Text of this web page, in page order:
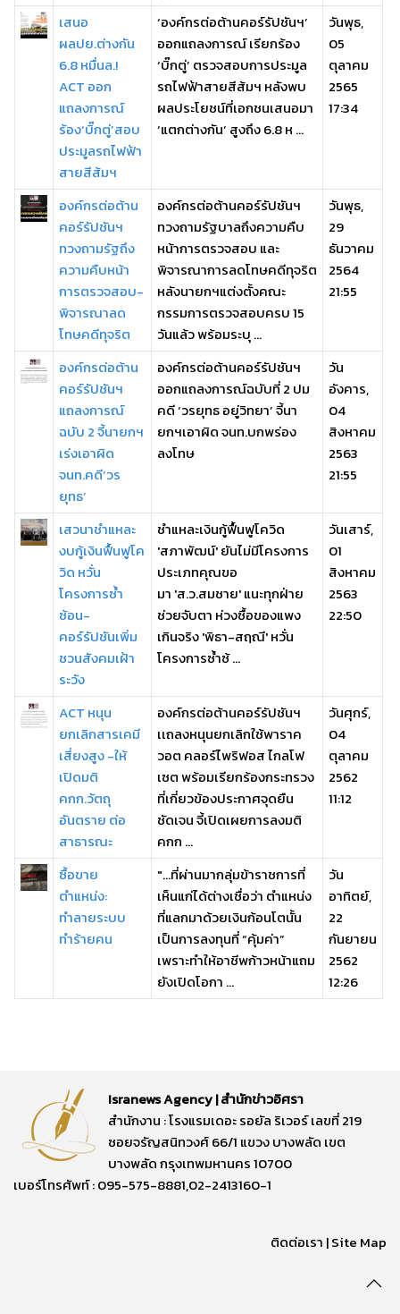
เสนอ
ผลปย.ต่างกัน
6.8 หมื่นล.!
ACT ออก
แถลงการณ์
ร้อง‘บิ๊กตู่’สอบ
ประมูลรถไฟฟ้า
สายสีส้มฯ
‘องค์กรต่อต้านคอร์รัปชันฯ’
ออกแถลงการณ์ เรียกร้อง
‘บิ๊กตู่’ ตรวจสอบการประมูล
รถไฟฟ้าสายสีส้มฯ หลังพบ
ผลประโยชน์ที่เอกชนเสนอมา
‘แตกต่างกัน’ สูงถึง 6.8 ห ...
วันพุธ,
05
ตุลาคม
2565
17:34
องค์กรต่อต้าน
คอร์รัปชันฯ
ทวงถามรัฐถึง
ความคืบหน้า
การตรวจสอบ-
พิจารณาลด
โทษคดีทุจริต
องค์กรต่อต้านคอร์รัปชันฯ
ทวงถามรัฐบาลถึงความคืบ
หน้าการตรวจสอบ และ
พิจารณาการลดโทษคดีทุจริต
หลังนายกฯแต่งตั้งคณะ
กรรมการตรวจสอบครบ 15
วันแล้ว พร้อมระบุ ...
วันพุธ,
29
ธันวาคม
2564
21:55
องค์กรต่อต้าน
คอร์รัปชันฯ
แถลงการณ์
ฉบับ 2 จี้นายกฯ
เร่งเอาผิด
จนท.คดี‘วร
ยุทธ’
องค์กรต่อต้านคอร์รัปชันฯ
ออกแถลงการณ์ฉบับที่ 2 ปม
คดี ‘วรยุทธ อยู่วิทยา’ จี้นา
ยกฯเอาผิด จนท.บกพร่อง
ลงโทษ
วัน
อังคาร,
04
สิงหาคม
2563
21:55
เสวนาชำแหละ
งบกู้เงินฟื้นฟูโค
วิด หวั่น
โครงการซ้ำ
ซ้อน-
คอร์รัปชันเพิ่ม
ชวนสังคมเฝ้า
ระวัง
ชำแหละเงินกู้ฟื้นฟูโควิด
'สภาพัฒน์' ยันไม่มีโครงการ
ประเภทคุณขอ
มา 'ส.ว.สมชาย' แนะทุกฝ่าย
ช่วยจับตา ห่วงซื้อของแพง
เกินจริง 'พิธา-สฤณี' หวั่น
โครงการซ้ำซ้ ...
วันเสาร์,
01
สิงหาคม
2563
22:50
ACT หนุน
ยกเลิกสารเคมี
เสี่ยงสูง -ให้
เปิดมติ
คกก.วัตถุ
อันตราย ต่อ
สาธารณะ
องค์กรต่อต้านคอร์รัปชันฯ
เเถลงหนุนยกเลิกใช้พาราค
วอต คลอร์ไพริฟอส ไกลโฟ
เซต พร้อมเรียกร้องกระทรวง
ที่เกี่ยวข้องประกาศจุดยืน
ชัดเจน จี้เปิดเผยการลงมติ
คกก ...
วันศุกร์,
04
ตุลาคม
2562
11:12
ซื้อขาย
ตำแหน่ง:
ทำลายระบบ
ทำร้ายคน
"...ที่ผ่านมากลุ่มข้าราชการที่
เห็นแก่ได้ต่างเชื่อว่า ตำแหน่ง
ที่แลกมาด้วยเงินก้อนโตนั้น
เป็นการลงทุนที่ “คุ้มค่า”
เพราะทำให้อาชีพก้าวหน้าแถม
ยังเปิดโอกา ...
วัน
อาทิตย์,
22
กันยายน
2562
12:26
Isranews Agency | สำนักข่าวอิศรา
สำนักงาน : โรงแรมเดอะ รอยัล ริเวอร์ เลขที่ 219
ซอยจรัญสนิทวงศ์ 66/1 แขวง บางพลัด เขต
บางพลัด กรุงเทพมหานคร 10700
เบอร์โทรศัพท์ : 095-575-8881,02-2413160-1
ติดต่อเรา |Site Map